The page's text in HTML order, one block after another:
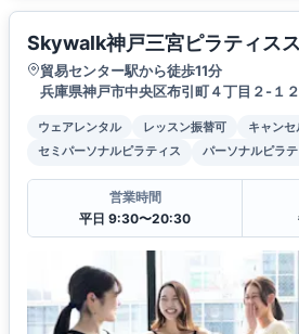
Skywalk神戸三宮ピラティス
貿易センター駅から徒歩11分
兵庫県神戸市中央区布引町４丁目２-１
ウェアレンタル レッスン振替可 キャンセ
セミパーソナルピラティス
パーソナルピラ
営業時間
平日 9:30〜20:30